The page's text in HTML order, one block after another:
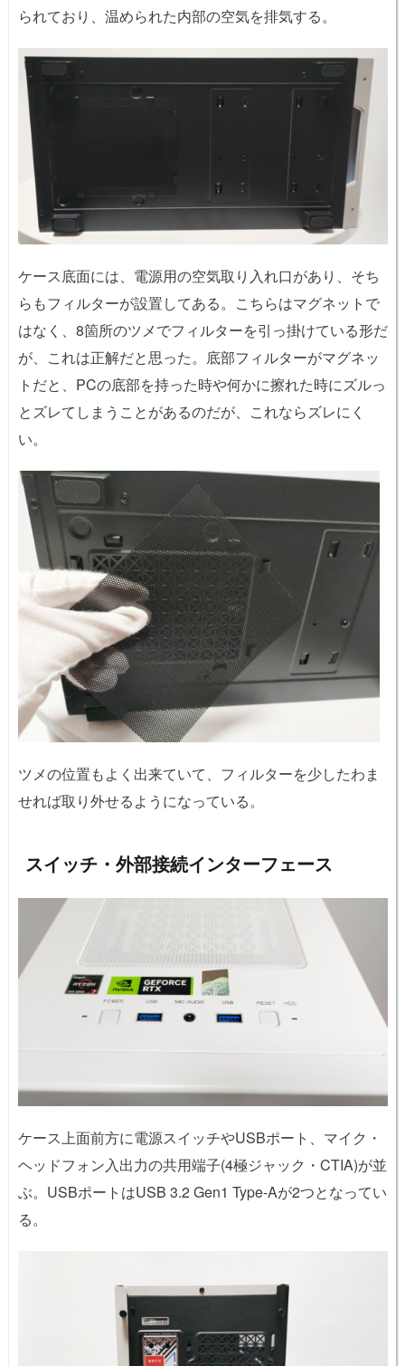
られており、温められた内部の空気を排気する。
ケース底面には、電源用の空気取り入れ口があり、そち
らもフィルターが設置してある。こちらはマグネットで
はなく、8箇所のツメでフィルターを引っ掛けている形だ
が、これは正解だと思った。底部フィルターがマグネッ
トだと、PCの底部を持った時や何かに擦れた時にズルっ
とズレてしまうことがあるのだが、これならズレにく
い。
ツメの位置もよく出来ていて、フィルターを少したわま
せれば取り外せるようになっている。
スイッチ・外部接続インターフェース
ケース上面前方に電源スイッチやUSBポート、マイク・
ヘッドフォン入出力の共用端子(4極ジャック・CTIA)が並
ぶ。USBポートはUSB 3.2 Gen1 Type-Aが2つとなってい
る。